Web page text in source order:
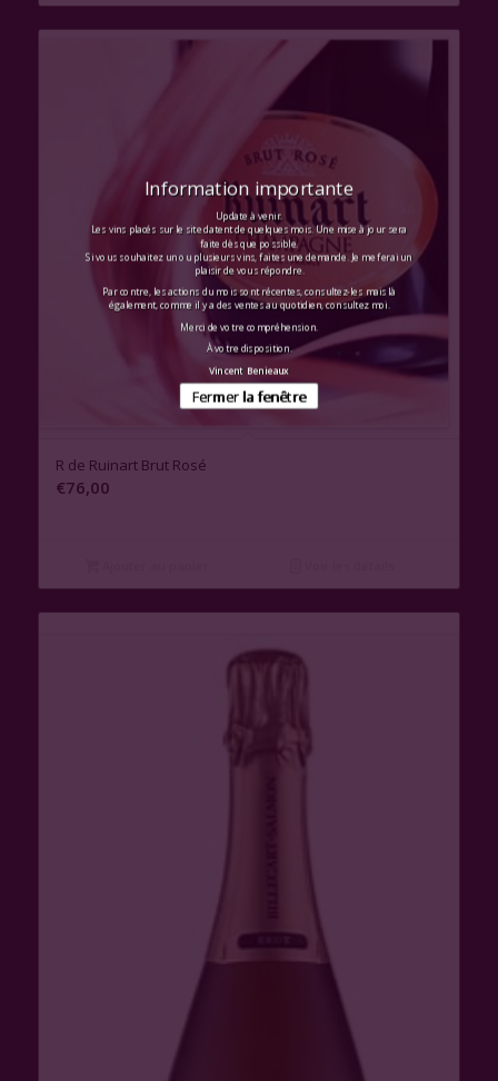
R de Ruinart Brut Rosé
€76,00
Information importante
Update à venir.
Les vins placés sur le site datent de quelques mois. Une mise à jour sera
faite dès que possible.
Si vous souhaitez un ou plusieurs vins, faites une demande. Je me ferai un
plaisir de vous répondre.
Par contre, les actions du mois sont récentes, consultez-les mais là
également, comme il y a des ventes au quotidien, consultez moi.
Merci de votre compréhension.
À votre disposition.
Vincent Benieaux
Fermer la fenêtre